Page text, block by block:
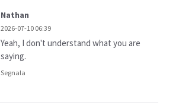
Nathan
2026-07-10 06:39
Yeah, I don't understand what you are
saying.
Segnala